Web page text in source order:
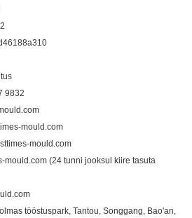
9832
mould.com
mould.com
mould.com (24 tunni jooksul kiire tasuta
tööstuspark, Tantou, Songgang, Bao'an,